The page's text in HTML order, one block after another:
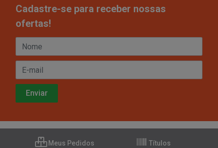
Cadastre-se para receber nossas
ofertas!
Meus Pedidos Títulos